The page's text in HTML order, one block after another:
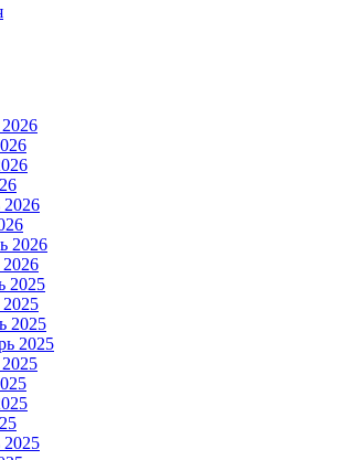
2026
2026
2025
2025
2025
2025